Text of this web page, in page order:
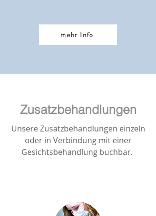
mehr Info
Zusatzbehandlungen
Unsere Zusatzbehandlungen einzeln
oder in Verbindung mit einer
Gesichtsbehandlung buchbar.